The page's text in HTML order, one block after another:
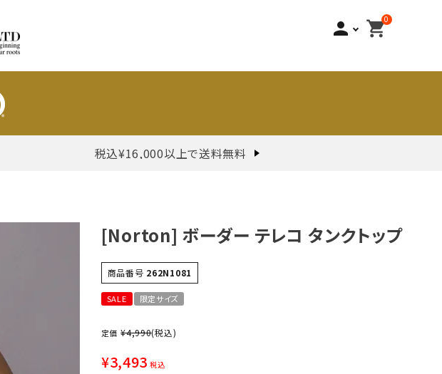
person 0
shopping_cart
税込¥16,000以上で送料無料
[Norton] ボーダー テレコ タンクトップ
商品番号 262N1081
SALE 限定サイズ
定価 ¥4,990(税込)
¥3,493 税込